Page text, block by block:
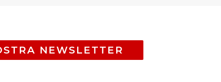
NEWSLETTER